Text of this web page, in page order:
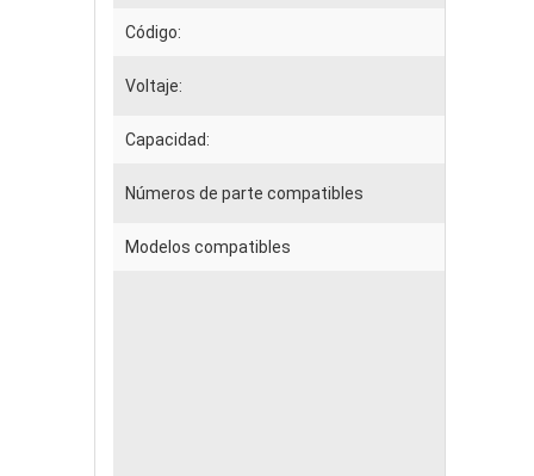
Código:
Voltaje:
Capacidad:
Números de parte compatibles
Modelos compatibles